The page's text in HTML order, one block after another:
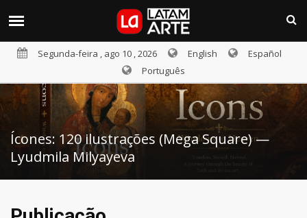
Segunda-feira , ago 10 , 2026 English
Español
Português
Ícones: 120 ilustrações (Mega Square) —
Lyudmila Milyayeva